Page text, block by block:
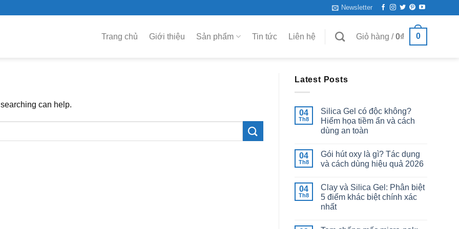
Newsletter
Trang chủ Giới thiệu Sản phẩm Tin tức Liên hệ Giỏ hàng /0₫ 0
can help.
Latest Posts
04
Th8
Silica Gel có độc không?
Hiểm họa tiềm ẩn và cách
dùng an toàn
04
Th8
Gói hút oxy là gì? Tác dụng
và cách dùng hiệu quả 2026
04
Th8
Clay và Silica Gel: Phân biệt
5 điểm khác biệt chính xác
nhất